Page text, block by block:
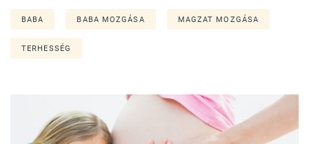
BABA BABA MOZGÁSA MAGZAT MOZGÁSA
TERHESSÉG